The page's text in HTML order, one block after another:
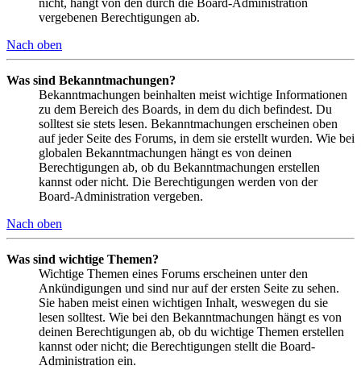
vergebenen Berechtigungen ab.
Nach oben
Was sind Bekanntmachungen?
Bekanntmachungen beinhalten meist wichtige Informationen
zu dem Bereich des Boards, in dem du dich befindest. Du
solltest sie stets lesen. Bekanntmachungen erscheinen oben
auf jeder Seite des Forums, in dem sie erstellt wurden. Wie bei
globalen Bekanntmachungen hängt es von deinen
Berechtigungen ab, ob du Bekanntmachungen erstellen
kannst oder nicht. Die Berechtigungen werden von der
Board-Administration vergeben.
Nach oben
Was sind wichtige Themen?
Wichtige Themen eines Forums erscheinen unter den
Ankündigungen und sind nur auf der ersten Seite zu sehen.
Sie haben meist einen wichtigen Inhalt, weswegen du sie
lesen solltest. Wie bei den Bekanntmachungen hängt es von
deinen Berechtigungen ab, ob du wichtige Themen erstellen
kannst oder nicht; die Berechtigungen stellt die Board-
Administration ein.